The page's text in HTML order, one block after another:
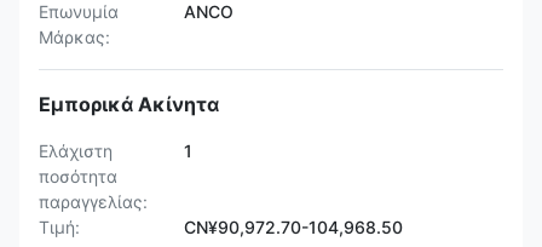
Επωνυμία
Μάρκας:
ANCO
Εμπορικά Ακίνητα
Ελάχιστη
ποσότητα
παραγγελίας:
1
Τιμή: CN¥90,972.70-104,968.50